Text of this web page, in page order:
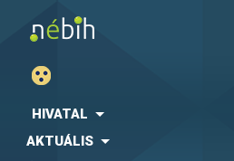
HIVATAL
AKTUÁLIS